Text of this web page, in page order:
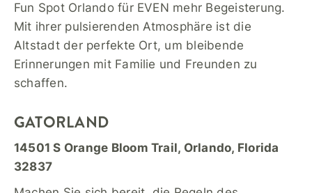
Fun Spot Orlando für EVEN mehr Begeisterung.
Mit ihrer pulsierenden Atmosphäre ist die
Altstadt der perfekte Ort, um bleibende
Erinnerungen mit Familie und Freunden zu
schaffen.
GATORLAND
14501 S Orange Bloom Trail, Orlando, Florida
32837